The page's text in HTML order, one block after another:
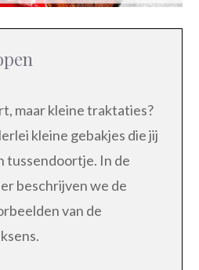
maar kleine traktaties?
kleine gebakjes die jij
tussendoortje. In de
beschrijven we de
van de